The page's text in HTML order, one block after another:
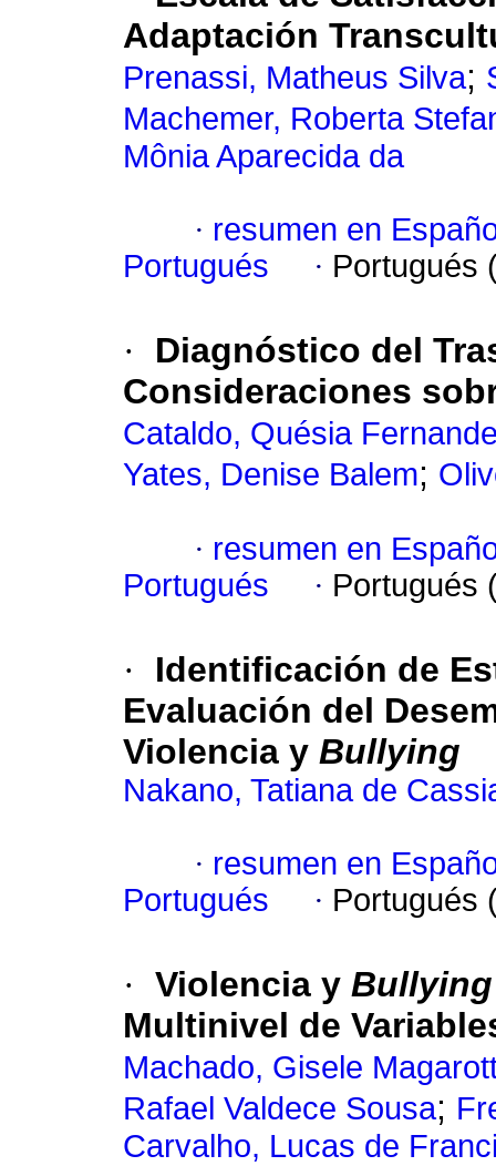
Adaptación
Prenassi, Matheus Silva;
Machemer, Roberta
Mônia Aparecida da
· resumen en
Portugués
· Portugués
·
Diagnóstico del
Consideraciones
Cataldo, Quésia
Yates, Denise Balem;
· resumen en
Portugués
· Portugués
·
Identificación de
Evaluación del
Violencia y Bullying
Nakano, Tatiana de
· resumen en
Portugués
· Portugués
· Violencia y Bullying
Multinivel de
Machado, Gisele
Rafael Valdece Sousa;
Carvalho, Lucas de